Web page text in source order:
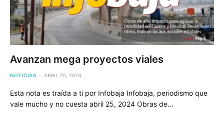
Avanzan mega proyectos viales
NOTICIAS ABRIL 25, 2024
Esta nota es traída a ti por Infobaja Infobaja, periodismo que
vale mucho y no cuesta abril 25, 2024 Obras de…